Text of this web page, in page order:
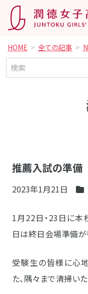
HOME 全ての記事
推薦入試の準備
2023年1月21日
1月22日・23日に本
日は終日会場準備が
受験生の皆様に心
た、隅々まで清掃いた